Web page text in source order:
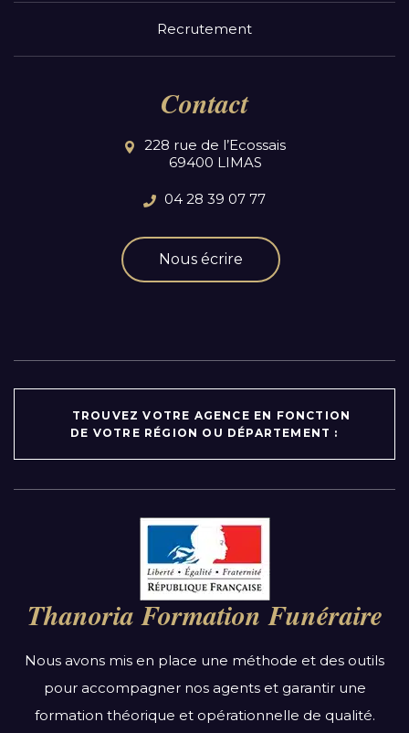
Recrutement
Contact
228 rue de l’Ecossais
69400 LIMAS
04 28 39 07 77
Nous écrire
TROUVEZ VOTRE AGENCE EN FONCTION
DE VOTRE RÉGION OU DÉPARTEMENT :
Auvergne-Rhône-Alpes
Bourgogne-Franche-Comté
Bretagne
Centre-Val de Loire
Grand Est
Hauts-de-France
Thanoria Formation Funéraire
Nous avons mis en place une méthode et des outils
pour accompagner nos agents et garantir une
formation théorique et opérationnelle de qualité.